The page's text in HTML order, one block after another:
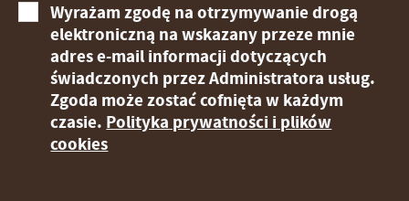
Wyrażam zgodę na otrzymywanie drogą
elektroniczną na wskazany przeze mnie
adres e-mail informacji dotyczących
świadczonych przez Administratora usług.
Zgoda może zostać cofnięta w każdym
czasie. Polityka prywatności i plików
cookies